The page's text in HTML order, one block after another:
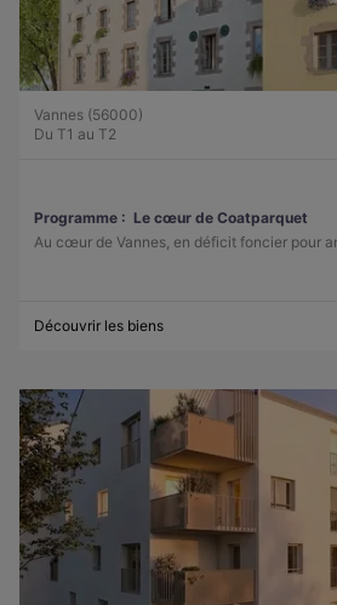
Vannes (56000)
Du T1 au T2
Programme : Le cœur de Coatparquet
Au cœur de Vannes, en déficit foncier pour
Découvrir les biens